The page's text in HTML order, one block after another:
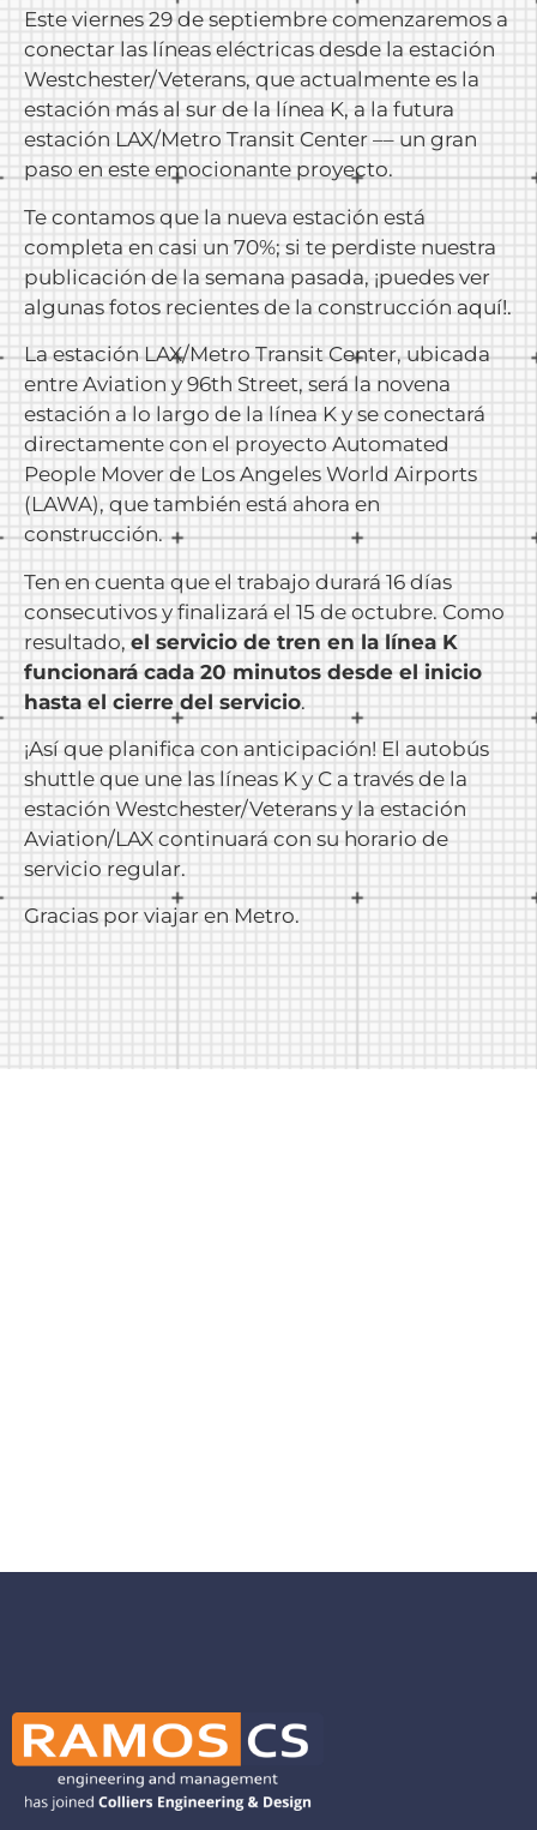
Este viernes 29 de septiembre comenzaremos a
conectar las líneas eléctricas desde la estación
Westchester/Veterans, que actualmente es la
estación más al sur de la línea K, a la futura
estación LAX/Metro Transit Center –– un gran
paso en este emocionante proyecto.
Te contamos que la nueva estación está
completa en casi un 70%; si te perdiste nuestra
publicación de la semana pasada, ¡puedes ver
algunas fotos recientes de la construcción aquí!.
La estación LAX/Metro Transit Center, ubicada
entre Aviation y 96th Street, será la novena
estación a lo largo de la línea K y se conectará
directamente con el proyecto Automated
People Mover de Los Angeles World Airports
(LAWA), que también está ahora en
construcción.
Ten en cuenta que el trabajo durará 16 días
consecutivos y finalizará el 15 de octubre. Como
resultado, el servicio de tren en la línea K
funcionará cada 20 minutos desde el inicio
hasta el cierre del servicio.
¡Así que planifica con anticipación! El autobús
shuttle que une las líneas K y C a través de la
estación Westchester/Veterans y la estación
Aviation/LAX continuará con su horario de
servicio regular.
Gracias por viajar en Metro.